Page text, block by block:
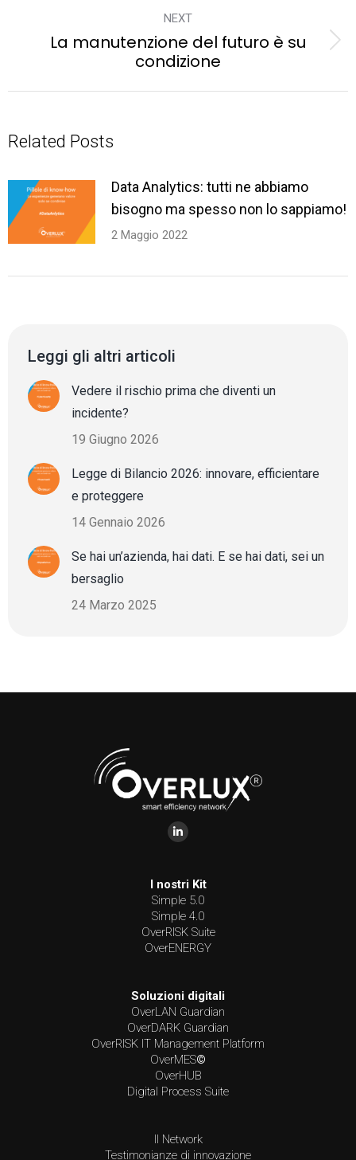
NEXT
Next
post:
La manutenzione del futuro è su
condizione
Related Posts
Data Analytics: tutti ne abbiamo
bisogno ma spesso non lo sappiamo!
2 Maggio 2022
Leggi gli altri articoli
Vedere il rischio prima che diventi un
incidente?
19 Giugno 2026
Legge di Bilancio 2026: innovare, efficientare
e proteggere
14 Gennaio 2026
Se hai un’azienda, hai dati. E se hai dati, sei un
bersaglio
24 Marzo 2025
I nostri Kit
Simple 5.0
Simple 4.0
OverRISK Suite
OverENERGY
Soluzioni digitali
OverLAN Guardian
OverDARK Guardian
OverRISK IT Management Platform
OverMES©
OverHUB
Digital Process Suite
Il Network
Testimonianze di innovazione